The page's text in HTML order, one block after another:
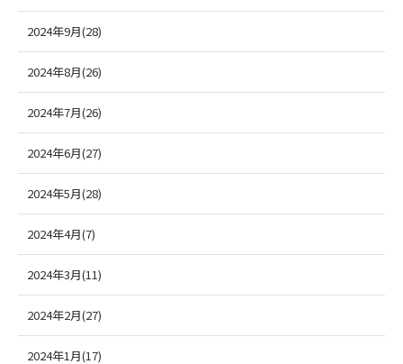
2024年9月(28)
2024年8月(26)
2024年7月(26)
2024年6月(27)
2024年5月(28)
2024年4月(7)
2024年3月(11)
2024年2月(27)
2024年1月(17)